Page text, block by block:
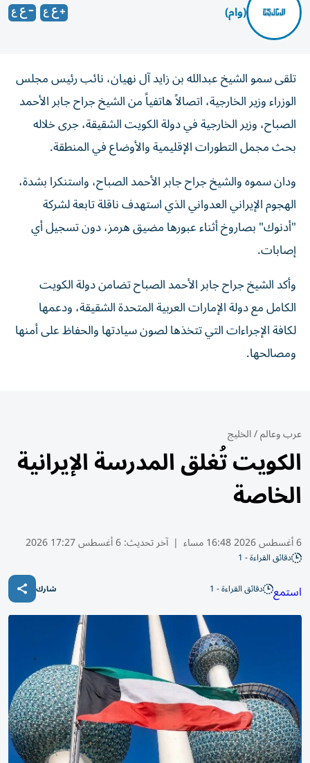
(وام)
تلقى سمو الشيخ عبدالله بن زايد آل نهيان، نائب رئيس مجلس
الوزراء وزير الخارجية، اتصالاً هاتفياً من الشيخ جراح جابر الأحمد
الصباح، وزير الخارجية في دولة الكويت الشقيقة، جرى خلاله
بحث مجمل التطورات الإقليمية والأوضاع في المنطقة.
ودان سموه والشيخ جراح جابر الأحمد الصباح، واستنكرا بشدة،
الهجوم الإيراني العدواني الذي استهدف ناقلة تابعة لشركة
"أدنوك" بصاروخ أثناء عبورها مضيق هرمز، دون تسجيل أي
إصابات.
وأكد الشيخ جراح جابر الأحمد الصباح تضامن دولة الكويت
الكامل مع دولة الإمارات العربية المتحدة الشقيقة، ودعمها
لكافة الإجراءات التي تتخذها لصون سيادتها والحفاظ على أمنها
ومصالحها.
عرب وعالم/الخليج
الكويت تُغلق المدرسة الإيرانية
الخاصة
6 أغسطس 2026 16:48 مساء | آخر تحديث:6 أغسطس 17:27 2026
دقائق القراءة - 1
استمع دقائق القراءة - 1 شارك